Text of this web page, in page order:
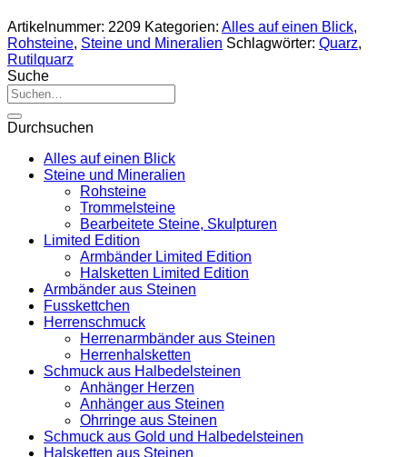
Artikelnummer: 2209 Kategorien: Alles auf einen Blick,
Rohsteine, Steine und Mineralien Schlagwörter: Quarz,
Rutilquarz
Suche
Suche
nach:
Durchsuchen
Alles auf einen Blick
Steine und Mineralien
Rohsteine
Trommelsteine
Bearbeitete Steine, Skulpturen
Limited Edition
Armbänder Limited Edition
Halsketten Limited Edition
Armbänder aus Steinen
Fusskettchen
Herrenschmuck
Herrenarmbänder aus Steinen
Herrenhalsketten
Schmuck aus Halbedelsteinen
Anhänger Herzen
Anhänger aus Steinen
Ohrringe aus Steinen
Schmuck aus Gold und Halbedelsteinen
Halsketten aus Steinen